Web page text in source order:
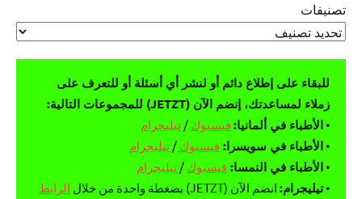
تصنيفات
للبقاء على إطلاع دائم أو لنشر أي أسئلة أو للتعرف على
زملاء لمساعدتك، إنضم الآن (JETZT) للمجموعات التالية:
•الأطباء في ألمانيا: فيسبوك / تيليجرام
•الأطباء في سويسرا: فيسبوك / تيليجرام
•الأطباء في النمسا: فيسبوك / تيليجرام
•تيليجرام: انضم الآن (JETZT) بضغطة واحدة من خلال
الرابط